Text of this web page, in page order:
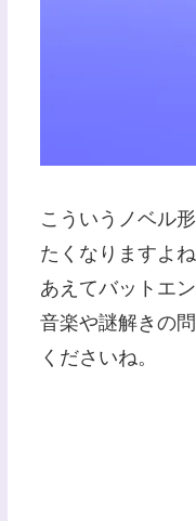
こういうノベル
たくなりますよね
あえてバットエ
音楽や謎解きの
くださいね。